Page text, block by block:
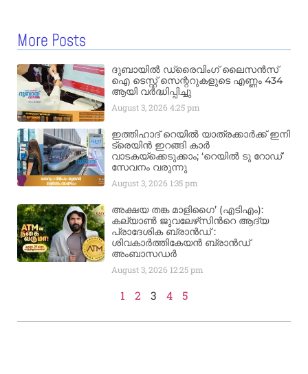
More Posts
ദുബായിൽ ഡ്രൈവിംഗ് ലൈസൻസ്
ഐ ടെസ്റ്റ് സെന്ററുകളുടെ എണ്ണം 434
ആയി വർദ്ധിപ്പിച്ചു
August 3, 20264:25 pm
ഇത്തിഹാദ് റെയിൽ യാത്രക്കാർക്ക് ഇനി
ട്രെയിൻ ഇറങ്ങി കാർ
വാടകയ്‌ക്കെടുക്കാം; ‘റെയിൽ ടു റോഡ്’
സേവനം വരുന്നു
August 3, 2026 1:35 pm
അക്ഷയ തങ്ക മാളിഗൈ’ (എടിഎം):
കല്യാണ്‍ ജുവലേഴ്‌സിന്‍റെ ആദ്യ
പ്രാദേശിക ബ്രാന്‍ഡ് :
ശിവകാര്‍ത്തികേയന്‍ ബ്രാന്‍ഡ്
അംബാസഡര്‍
August 3, 2026 12:25 pm
1 2 3 4 5